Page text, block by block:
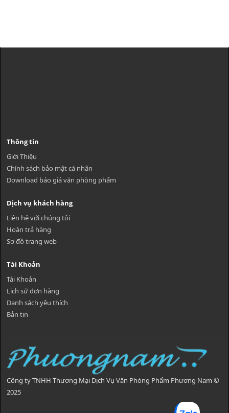
Thông tin
Giới Thiệu
Chính sách bảo mật cá nhân
Download báo giá văn phòng phẩm
Dịch vụ khách hàng
Liên hệ với chúng tôi
Hoàn trả hàng
Sơ đồ trang web
Tài Khoản
Tài Khoản
Lịch sử đơn hàng
Danh sách yêu thích
Bản tin
Công ty TNHH Thương Mại Dịch Vụ Văn Phòng Phẩm Phương Nam ©
2025